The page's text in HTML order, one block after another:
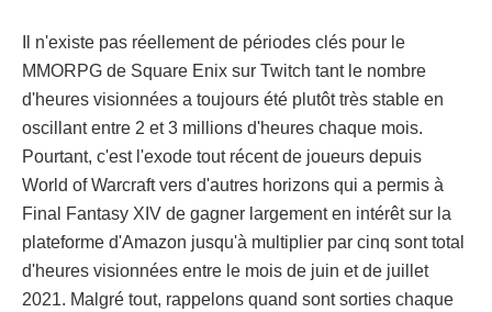
Il n'existe pas réellement de périodes clés pour le
MMORPG de Square Enix sur Twitch tant le nombre
d'heures visionnées a toujours été plutôt très stable en
oscillant entre 2 et 3 millions d'heures chaque mois.
Pourtant, c'est l'exode tout récent de joueurs depuis
World of Warcraft vers d'autres horizons qui a permis à
Final Fantasy XIV de gagner largement en intérêt sur la
plateforme d'Amazon jusqu'à multiplier par cinq sont total
d'heures visionnées entre le mois de juin et de juillet
2021. Malgré tout, rappelons quand sont sorties chaque